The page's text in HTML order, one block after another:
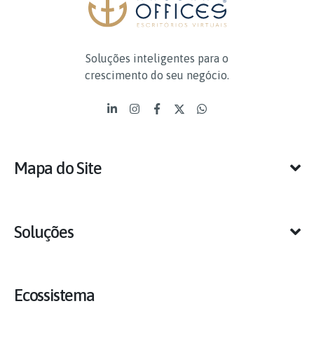
Soluções inteligentes para o
crescimento do seu negócio.
Mapa do Site
Soluções
Ecossistema